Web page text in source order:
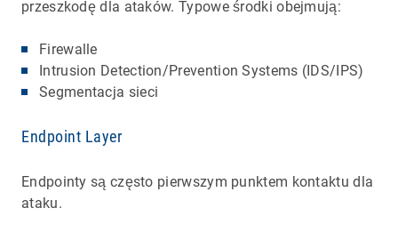
przeszkodę dla ataków. Typowe środki obejmują:
Firewalle
Intrusion Detection/Prevention Systems (IDS/IPS)
Segmentacja sieci
Endpoint Layer
Endpointy są często pierwszym punktem kontaktu dla
ataku.